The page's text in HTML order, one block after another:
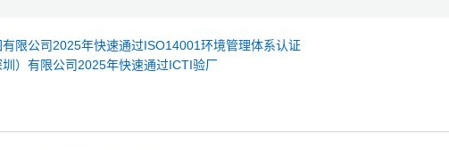
限公司2025年快速通过ISO14001环境管理体系认证
）有限公司2025年快速通过ICTI验厂